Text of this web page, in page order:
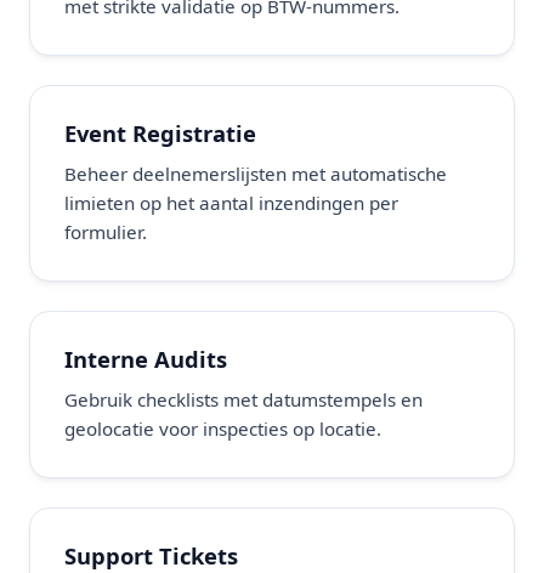
met strikte validatie op BTW-nummers.
Event Registratie
Beheer deelnemerslijsten met automatische
limieten op het aantal inzendingen per
formulier.
Interne Audits
Gebruik checklists met datumstempels en
geolocatie voor inspecties op locatie.
Support Tickets